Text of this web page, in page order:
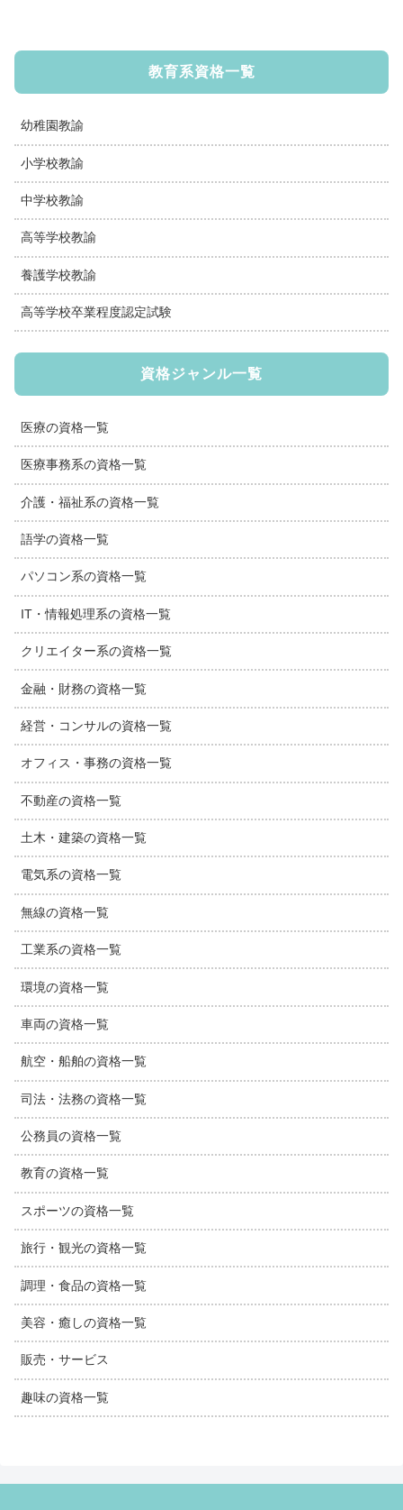
教育系資格一覧
幼稚園教諭
小学校教諭
中学校教諭
高等学校教諭
養護学校教諭
高等学校卒業程度認定試験
資格ジャンル一覧
医療の資格一覧
医療事務系の資格一覧
介護・福祉系の資格一覧
語学の資格一覧
パソコン系の資格一覧
IT・情報処理系の資格一覧
クリエイター系の資格一覧
金融・財務の資格一覧
経営・コンサルの資格一覧
オフィス・事務の資格一覧
不動産の資格一覧
土木・建築の資格一覧
電気系の資格一覧
無線の資格一覧
工業系の資格一覧
環境の資格一覧
車両の資格一覧
航空・船舶の資格一覧
司法・法務の資格一覧
公務員の資格一覧
教育の資格一覧
スポーツの資格一覧
旅行・観光の資格一覧
調理・食品の資格一覧
美容・癒しの資格一覧
販売・サービス
趣味の資格一覧